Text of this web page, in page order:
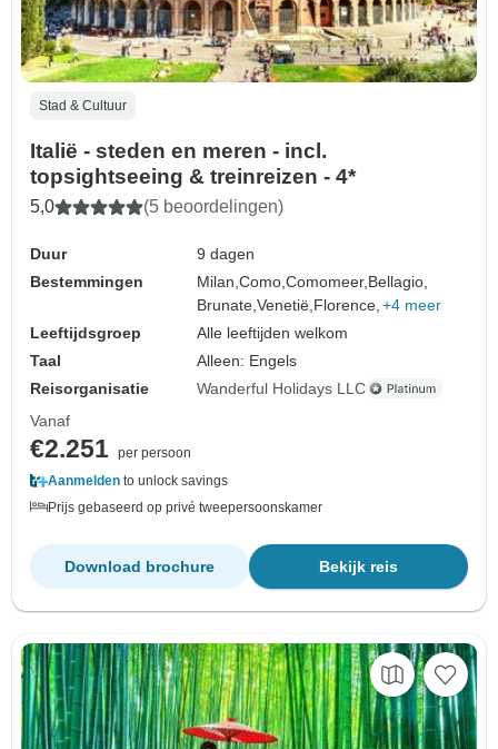
Stad & Cultuur
Italië - steden en meren - incl.
topsightseeing & treinreizen - 4*
5,0 (5 beoordelingen)
Duur
9 dagen
Bestemmingen
Milan,Como,Comomeer, Bellagio,
Brunate,Venetië, Florence, +4 meer
Leeftijdsgroep
Alle leeftijden welkom
Taal
Alleen: Engels
Reisorganisatie
Wanderful Holidays LLC
Vanaf
€2.251 per persoon
Aanmelden to unlock savings
Prijs gebaseerd op privé tweepersoonskamer
Bekijk reis
Download brochure